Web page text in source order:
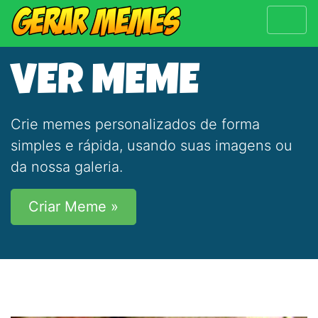
VER MEME
Crie memes personalizados de forma
simples e rápida, usando suas imagens ou
da nossa galeria.
Criar Meme »